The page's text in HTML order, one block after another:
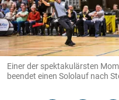
Einer der spektakulärsten
beendet einen Sololauf nach